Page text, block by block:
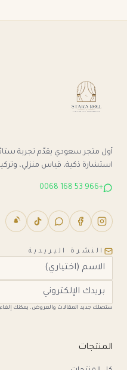
أول متجر سعودي يقدّم تجربة
استشارة ذكية، قياس منزلي،
+966 53 168 0068
النشرة البريدية
ستصلك جديد المقالات والعروض. يمكنك
المنتجات